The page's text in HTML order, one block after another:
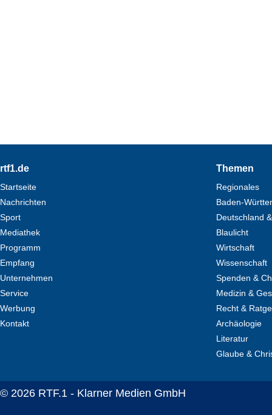
Footer
© 2026 RTF.1 - Klarner Medien GmbH
rtf1.de
Startseite
Nachrichten
Sport
Mediathek
Programm
Empfang
Unternehmen
Service
Werbung
Kontakt
Themen
Regionales
Baden-
Deutschland
Blaulicht
Wirtschaft
Wissenschaft
Spenden &
Medizin &
Recht &
Archäologie
Literatur
Glaube &